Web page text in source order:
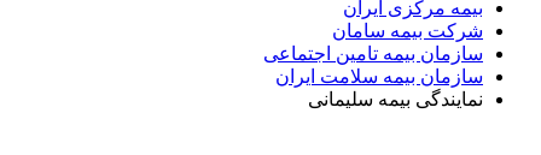
بیمه مرکزی ایران
شرکت بیمه سامان
سازمان بیمه تامین اجتماعی
سازمان بیمه سلامت ایران
نمایندگی بیمه سلیمانی